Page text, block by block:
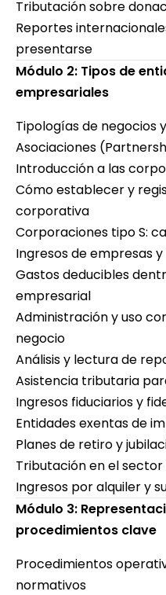
Tributación sobre
Reportes
presentarse
Módulo 2: Tipos de
empresariales
Tipologías de negocios
Asociaciones
Introducción a las
Cómo establecer y
corporativa
Corporaciones tipo S:
Ingresos de empresas
Gastos deducibles
empresarial
Administración y uso
negocio
Análisis y lectura de
Asistencia tributaria
Ingresos fiduciarios y
Entidades exentas de
Planes de retiro y
Tributación en el
Ingresos por alquiler y
Módulo 3:
procedimientos clave
Procedimientos
normativos